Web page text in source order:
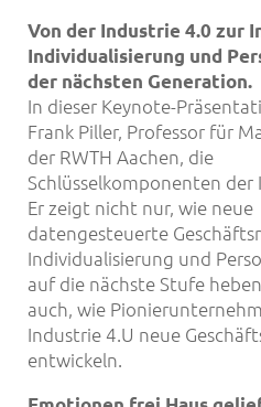
Von der Industrie 4.0 zur
Individualisierung und
der nächsten Generation.
In dieser Keynote-
Frank Piller, Professor für
der RWTH Aachen, die
Schlüsselkomponenten der
Er zeigt nicht nur, wie neue
datengesteuerte
Individualisierung und
auf die nächste Stufe
auch, wie
Industrie 4.U neue
entwickeln.